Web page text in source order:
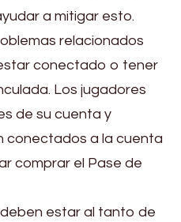
a mitigar esto.
relacionados
conectado o tener
Los jugadores
de su cuenta y
conectados a la cuenta
comprar el Pase de
estar al tanto de